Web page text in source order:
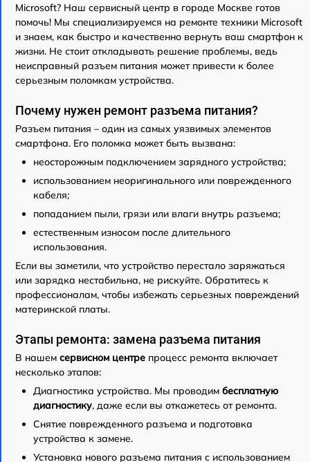
Microsoft? Наш сервисный центр в городе Москве готов
помочь! Мы специализируемся на ремонте техники Microsoft
и знаем, как быстро и качественно вернуть ваш смартфон к
жизни. Не стоит откладывать решение проблемы, ведь
неисправный разъем питания может привести к более
серьезным поломкам устройства.
Почему нужен ремонт разъема питания?
Разъем питания – один из самых уязвимых элементов
смартфона. Его поломка может быть вызвана:
неосторожным подключением зарядного устройства;
использованием неоригинального или поврежденного
кабеля;
попаданием пыли, грязи или влаги внутрь разъема;
естественным износом после длительного
использования.
Если вы заметили, что устройство перестало заряжаться
или зарядка нестабильна, не рискуйте. Обратитесь к
профессионалам, чтобы избежать серьезных повреждений
материнской платы.
Этапы ремонта: замена разъема питания
В нашем сервисном центре процесс ремонта включает
несколько этапов:
Диагностика устройства. Мы проводим бесплатную
диагностику, даже если вы откажетесь от ремонта.
Снятие поврежденного разъема и подготовка
устройства к замене.
Установка нового разъема питания с использованием